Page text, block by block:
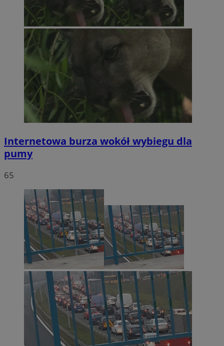
Internetowa burza wokół wybiegu dla
pumy
65